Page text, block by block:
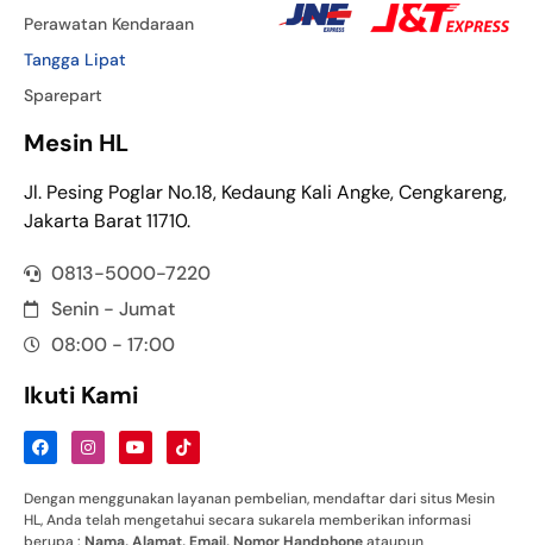
Perawatan Kendaraan
Tangga Lipat
Sparepart
Mesin HL
Jl. Pesing Poglar No.18, Kedaung Kali Angke, Cengkareng,
Jakarta Barat 11710.
0813-5000-7220
Senin - Jumat
08:00 - 17:00
Ikuti Kami
Dengan menggunakan layanan pembelian, mendaftar dari situs Mesin
HL, Anda telah mengetahui secara sukarela memberikan informasi